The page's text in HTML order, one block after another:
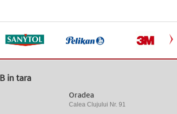
in tara
Oradea
Calea Clujului Nr. 91